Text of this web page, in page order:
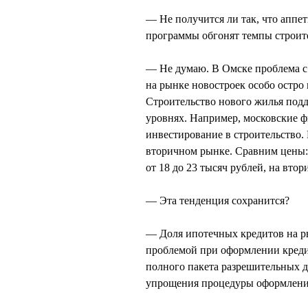
— Не получится ли так, что
программы обгонят темпы
— Не думаю. В Омске проблема с
на рынке новостроек особо остро
Строительство нового жилья
уровнях. Например, московские
инвестирование в
вторичном рынке. Сравним цены:
от 18 до 23 тысяч рублей, на
— Эта тенденция сохранится?
— Доля ипотечных кредитов на
проблемой при оформлении
полного пакета разрешительных
упрощения процедуры